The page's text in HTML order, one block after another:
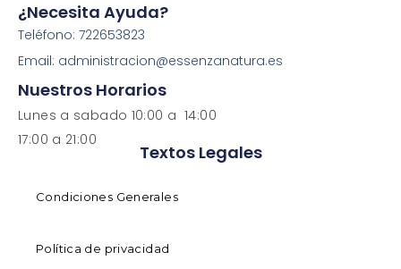
¿Necesita Ayuda?
Teléfono: 722653823
Email: administracion@essenzanatura.es
Nuestros Horarios
Lunes a sabado 10:00 a 14:00
17:00 a 21:00
Textos Legales
Condiciones Generales
Política de privacidad